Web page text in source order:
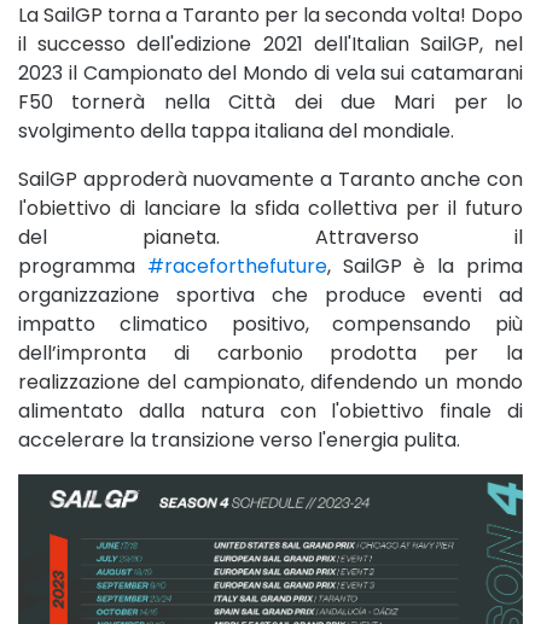
La SailGP torna a Taranto per la seconda volta! Dopo
il successo dell'edizione 2021 dell'Italian SailGP, nel
2023 il Campionato del Mondo di vela sui catamarani
F50 tornerà nella Città dei due Mari per lo
svolgimento della tappa italiana del mondiale.
SailGP approderà nuovamente a Taranto anche con
l'obiettivo di lanciare la sfida collettiva per il futuro
del pianeta. Attraverso il
programma #raceforthefutureSito esterno -
, SailGP è la prima
organizzazione sportiva che produce eventi ad
impatto climatico positivo, compensando più
dell’impronta di carbonio prodotta per la
realizzazione del campionato, difendendo un mondo
alimentato dalla natura con l'obiettivo finale di
accelerare la transizione verso l'energia pulita.